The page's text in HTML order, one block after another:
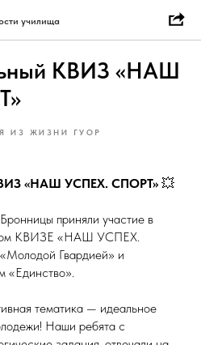
училища
КВИЗ «НАШ
ИЗ ЖИЗНИ ГУОР
«НАШ УСПЕХ. СПОРТ» 💥
приняли участие в
КВИЗЕ «НАШ УСПЕХ.
Гвардией» и
«Единство».
тематика — идеальное
Наши ребята с